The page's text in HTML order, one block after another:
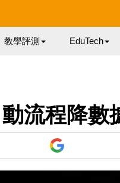
教學評測 EduTech
動流程降數